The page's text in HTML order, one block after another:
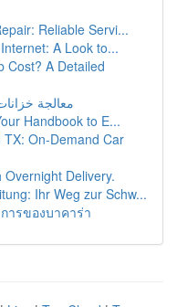
Reliable Servi...
A Look to...
Cost? A Detailed
معالجة
Handbook to E...
On-Demand Car
Delivery.
Ihr Weg zur Schw...
ารของบาคาร่า